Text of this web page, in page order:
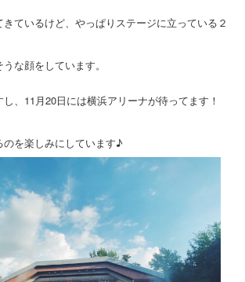
きているけど、やっぱりステージに立っている２
な顔をしています。
、11月20日には横浜アリーナが待ってます！
のを楽しみにしています♪